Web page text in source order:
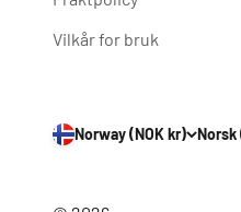
Vilkår for bruk
Norway (NOK kr) Norsk